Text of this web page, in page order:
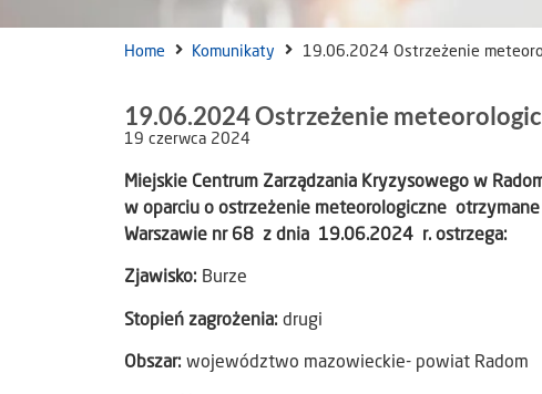
Home Komunikaty 19.06.2024 Ostrzeżenie
19.06.2024 Ostrzeżenie
19 czerwca 2024
Miejskie Centrum Zarządzania Kryzysowego w
w oparciu o ostrzeżenie meteorologiczne otrzymane
Warszawie nr 68 z dnia 19.06.2024 r. ostrzega:
Zjawisko: Burze
Stopień zagrożenia: drugi
Obszar: województwo mazowieckie- powiat Radom